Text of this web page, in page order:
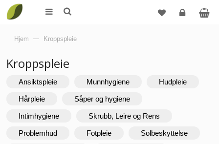
Hjem — Kroppspleie
Kroppspleie
Ansiktspleie Munnhygiene Hudpleie
Hårpleie Såper og hygiene
Intimhygiene Skrubb, Leire og Rens
Problemhud Fotpleie Solbeskyttelse